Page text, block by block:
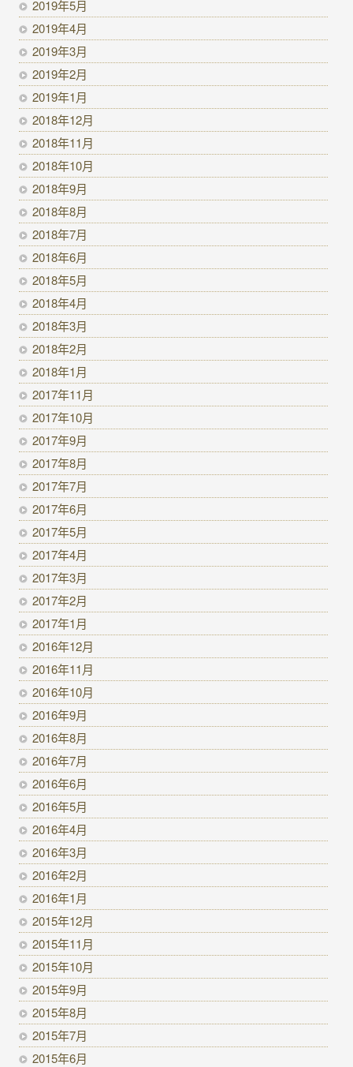
2019年5月
2019年4月
2019年3月
2019年2月
2019年1月
2018年12月
2018年11月
2018年10月
2018年9月
2018年8月
2018年7月
2018年6月
2018年5月
2018年4月
2018年3月
2018年2月
2018年1月
2017年11月
2017年10月
2017年9月
2017年8月
2017年7月
2017年6月
2017年5月
2017年4月
2017年3月
2017年2月
2017年1月
2016年12月
2016年11月
2016年10月
2016年9月
2016年8月
2016年7月
2016年6月
2016年5月
2016年4月
2016年3月
2016年2月
2016年1月
2015年12月
2015年11月
2015年10月
2015年9月
2015年8月
2015年7月
2015年6月